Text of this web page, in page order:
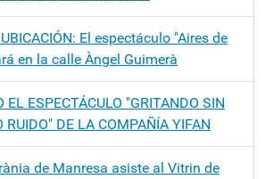
El espectáculo "Aires de
en la calle Àngel Guimerà
EL ESPECTÁCULO "GRITANDO SIN
RUIDO" DE LA COMPAÑÍA YIFAN
de Manresa asiste al Vitrin de